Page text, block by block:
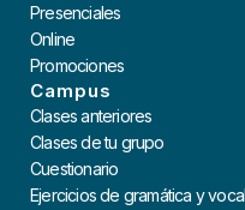
Presenciales
Online
Promociones
Campus
Clases anteriores
Clases de tu grupo
Cuestionario
Ejercicios de gramática y